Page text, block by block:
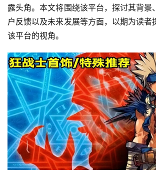
露头角。本文将围绕该平台，探讨其背景
户反馈以及未来发展等方面，以期为读者
该平台的视角。